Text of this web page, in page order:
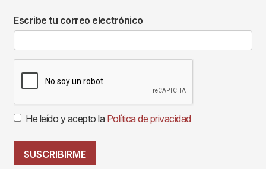
Escribe tu correo electrónico
He leído y acepto la Política de privacidad
SUSCRIBIRME